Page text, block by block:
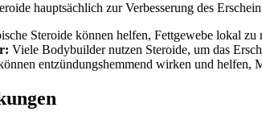
hauptsächlich zur Verbesserung des
Steroide können helfen, Fettgewebe lokal
Viele Bodybuilder nutzen Steroide, um das
entzündungshemmend wirken und helfen,